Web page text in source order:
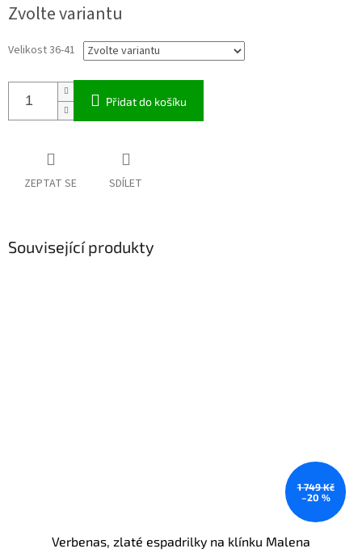
cena:
Zvolte variantu
Velikost 36-41
Přidat do košíku
ZEPTAT SE SDÍLET
Související produkty
1 749 Kč
–20 %
Verbenas, zlaté espadrilky na klínku Malena